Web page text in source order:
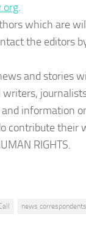
.
which are
the editors
and stories
information
contribute their
RIGHTS.
news correspondents